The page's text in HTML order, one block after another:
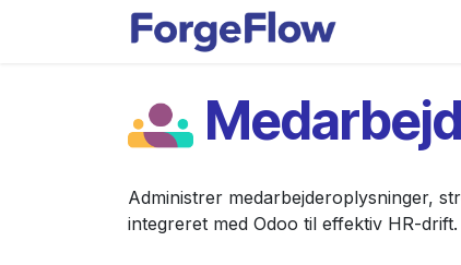
Administrer medarbejderoplysninger,
integreret med Odoo til effektiv HR-drift.